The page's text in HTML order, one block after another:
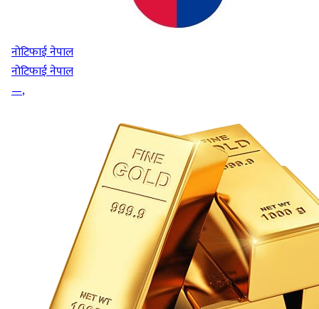
नोटिफाई नेपाल
नोटिफाई नेपाल
—,